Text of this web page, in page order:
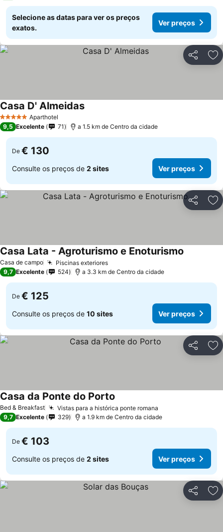
Selecione as datas para ver os preços
exatos.
Ver preços
Partilhar
5 Estrelas Aparthotel
Casa D' AlmeidasVer preços
9,5 Excelente 71 a 1.5 km de Centro da cidade
De € 130
Consulte os preços de 2 sites Ver preços
Partilhar
Casa de campo Piscinas exterioresVer preços
Casa Lata - Agroturismo e Enoturismo
9,7 Excelente 524 a 3.3 km de Centro da cidade
De € 125
Consulte os preços de 10 sites Ver preços
Partilhar
Bed & Breakfast Vistas para a histórica ponte romana
Casa da Ponte do Porto
9,7 Excelente 329 a 1.9 km de Centro da cidade
De € 103
Consulte os preços de 2 sites Ver preços
Partilhar